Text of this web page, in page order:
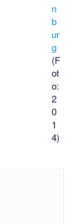
n
b
ur
g
(F
ot
o:
2
0
1
4)